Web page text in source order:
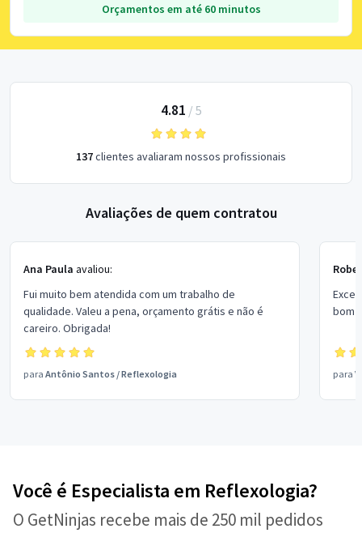
Orçamentos em até 60 minutos
4.81 / 5
137clientes avaliaram nossos profissionais
Avaliações de quem contratou
Ana Paula avaliou:
Fui muito bem atendida com um trabalho de
qualidade. Valeu a pena, orçamento grátis e não é
careiro. Obrigada!
para Antônio Santos /Reflexologia
bom
para
Você é Especialista em Reflexologia?
O GetNinjas recebe mais de 250 mil pedidos